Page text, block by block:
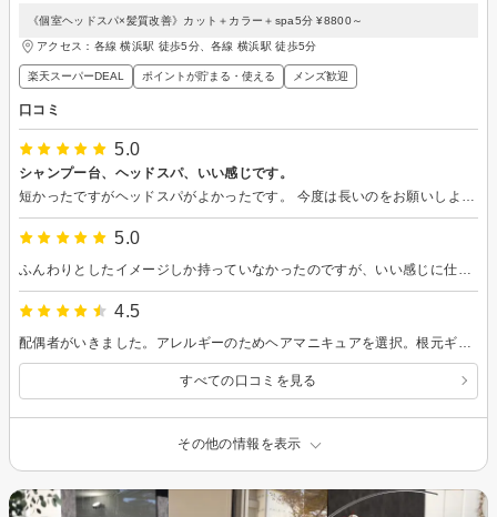
《個室ヘッドスパ×髪質改善》カット＋カラー＋spa5分 ¥8800～
アクセス：各線 横浜駅 徒歩5分、各線 横浜駅 徒歩5分
楽天スーパーDEAL ポイントが貯まる・使える メンズ歓迎
口コミ
5.0
シャンプー台、ヘッドスパ、いい感じです。
5.0
4.5
すべての口コミを見る
その他の情報を表示